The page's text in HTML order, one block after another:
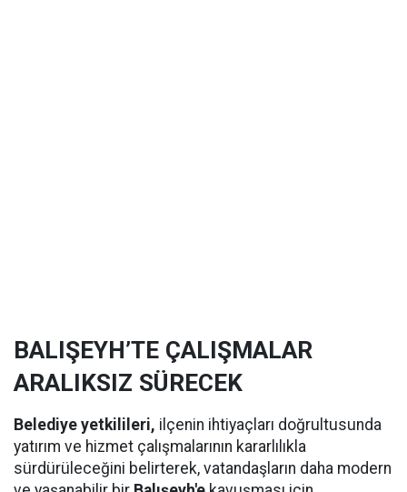
BALIŞEYH’TE ÇALIŞMALAR
ARALIKSIZ SÜRECEK
Belediye yetkilileri, ilçenin ihtiyaçları doğrultusunda
yatırım ve hizmet çalışmalarının kararlılıkla
sürdürüleceğini belirterek, vatandaşların daha modern